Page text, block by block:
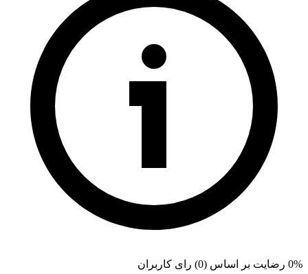
0% رضایت بر اساس (0) رای کاربران